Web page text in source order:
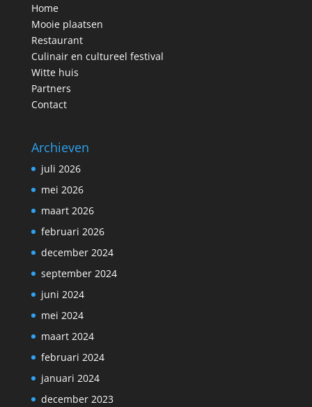
Home
Mooie plaatsen
Restaurant
Culinair en cultureel festival
Witte huis
Partners
Contact
Archieven
juli 2026
mei 2026
maart 2026
februari 2026
december 2024
september 2024
juni 2024
mei 2024
maart 2024
februari 2024
januari 2024
december 2023